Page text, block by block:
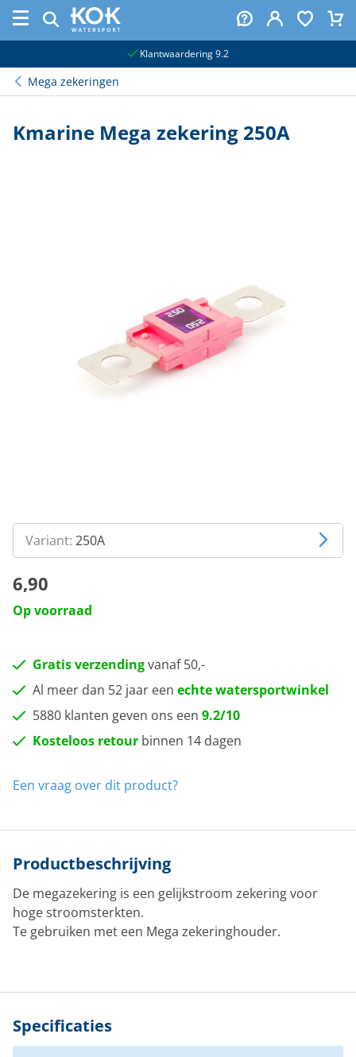
Klantwaardering 9.2
Mega zekeringen
Kmarine Mega zekering 250A
Variant: 250A
6,90
Op voorraad
Gratis verzendingvanaf 50,-
Al meer dan 52 jaar een echte watersportwinkel
5880 klanten geven ons een 9.2/10
Kosteloos retour binnen 14 dagen
Een vraag over dit product?
Productbeschrijving
De megazekering is een gelijkstroom zekering voor
hoge stroomsterkten.
Te gebruiken met een Mega zekeringhouder.
Specificaties